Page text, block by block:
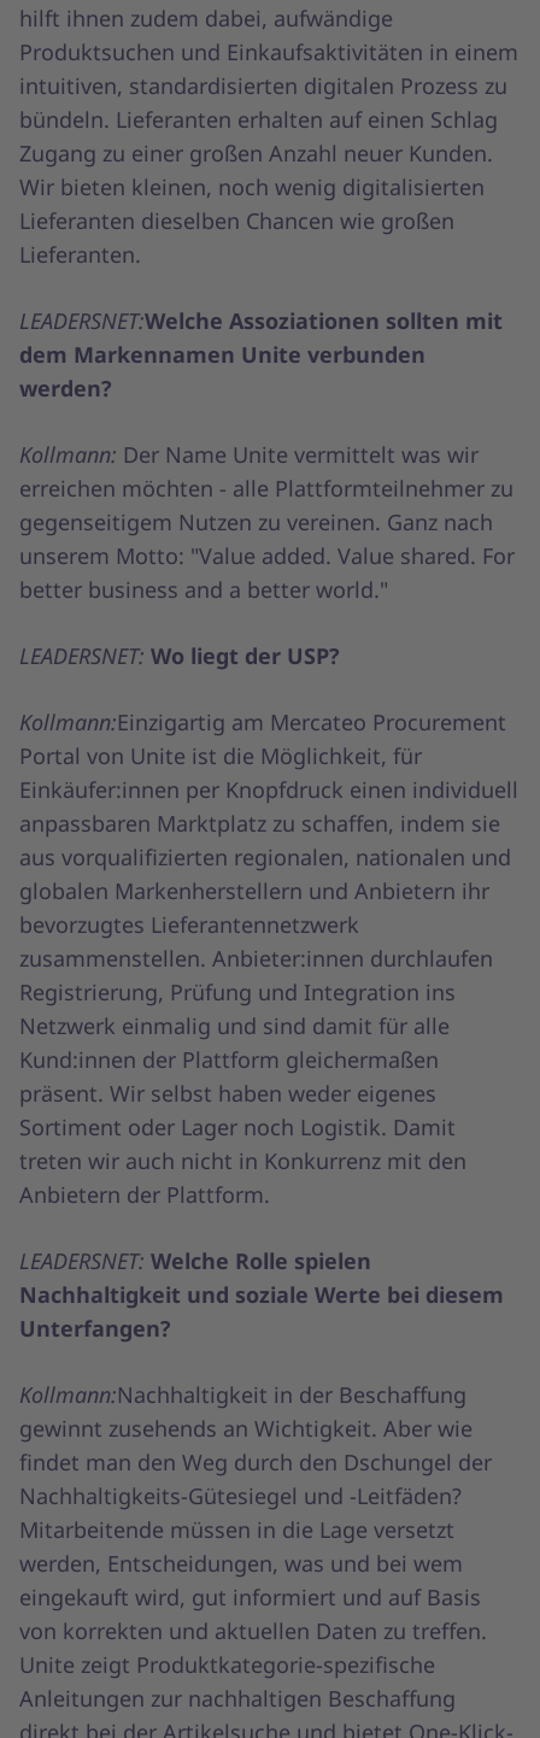
hilft ihnen zudem dabei, aufwändige
Produktsuchen und Einkaufsaktivitäten in einem
intuitiven, standardisierten digitalen Prozess zu
bündeln. Lieferanten erhalten auf einen Schlag
Zugang zu einer großen Anzahl neuer Kunden.
Wir bieten kleinen, noch wenig digitalisierten
Lieferanten dieselben Chancen wie großen
Lieferanten.
LEADERSNET:Welche Assoziationen sollten mit
dem Markennamen Unite verbunden
werden?
Kollmann: Der Name Unite vermittelt was wir
erreichen möchten - alle Plattformteilnehmer zu
gegenseitigem Nutzen zu vereinen. Ganz nach
unserem Motto: "Value added. Value shared. For
better business and a better world."
LEADERSNET: Wo liegt der USP?
Kollmann:Einzigartig am Mercateo Procurement
Portal von Unite ist die Möglichkeit, für
Einkäufer:innen per Knopfdruck einen individuell
anpassbaren Marktplatz zu schaffen, indem sie
aus vorqualifizierten regionalen, nationalen und
globalen Markenherstellern und Anbietern ihr
bevorzugtes Lieferantennetzwerk
zusammenstellen. Anbieter:innen durchlaufen
Registrierung, Prüfung und Integration ins
Netzwerk einmalig und sind damit für alle
Kund:innen der Plattform gleichermaßen
präsent. Wir selbst haben weder eigenes
Sortiment oder Lager noch Logistik. Damit
treten wir auch nicht in Konkurrenz mit den
Anbietern der Plattform.
LEADERSNET: Welche Rolle spielen
Nachhaltigkeit und soziale Werte bei diesem
Unterfangen?
Kollmann:Nachhaltigkeit in der Beschaffung
gewinnt zusehends an Wichtigkeit. Aber wie
findet man den Weg durch den Dschungel der
Nachhaltigkeits-Gütesiegel und -Leitfäden?
Mitarbeitende müssen in die Lage versetzt
werden, Entscheidungen, was und bei wem
eingekauft wird, gut informiert und auf Basis
von korrekten und aktuellen Daten zu treffen.
Unite zeigt Produktkategorie-spezifische
Anleitungen zur nachhaltigen Beschaffung
direkt bei der Artikelsuche und bietet One-Klick-